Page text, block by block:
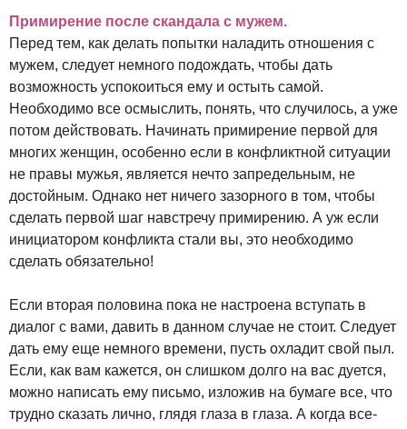
Примирение после скандала с мужем.
Перед тем, как делать попытки наладить отношения с
мужем, следует немного подождать, чтобы дать
возможность успокоиться ему и остыть самой.
Необходимо все осмыслить, понять, что случилось, а уже
потом действовать. Начинать примирение первой для
многих женщин, особенно если в конфликтной ситуации
не правы мужья, является нечто запредельным, не
достойным. Однако нет ничего зазорного в том, чтобы
сделать первой шаг навстречу примирению. А уж если
инициатором конфликта стали вы, это необходимо
сделать обязательно!
Если вторая половина пока не настроена вступать в
диалог с вами, давить в данном случае не стоит. Следует
дать ему еще немного времени, пусть охладит свой пыл.
Если, как вам кажется, он слишком долго на вас дуется,
можно написать ему письмо, изложив на бумаге все, что
трудно сказать лично, глядя глаза в глаза. А когда все-